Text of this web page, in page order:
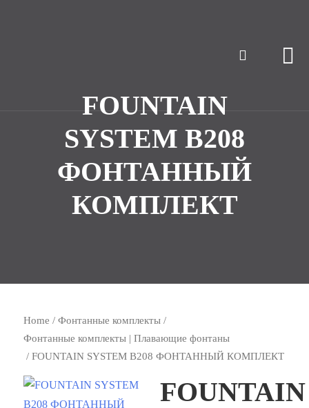
FOUNTAIN
SYSTEM B208
ФОНТАННЫЙ
КОМПЛЕКТ
Home /Фонтанные комплекты /
Фонтанные комплекты | Плавающие фонтаны
/ FOUNTAIN SYSTEM B208 ФОНТАННЫЙ КОМПЛЕКТ
FOUNTAIN